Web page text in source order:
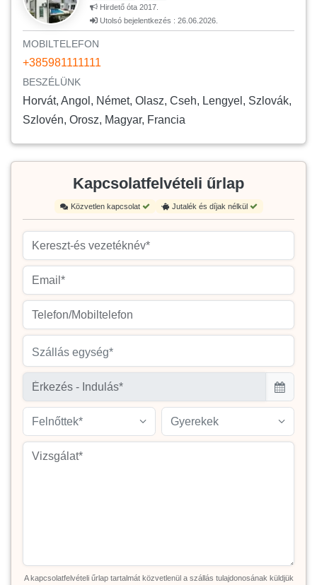
Hirdető óta 2017.
Utolsó bejelentkezés : 26.06.2026.
MOBILTELEFON
+385981111111
BESZÉLÜNK
Horvát, Angol, Német, Olasz, Cseh, Lengyel, Szlovák,
Szlovén, Orosz, Magyar, Francia
Kapcsolatfelvételi űrlap
Közvetlen kapcsolat Jutalék és díjak nélkül
Szállás egység*
Felnőttek* Gyerekek
A kapcsolatfelvételi űrlap tartalmát közvetlenül a szállás tulajdonosának küldjük